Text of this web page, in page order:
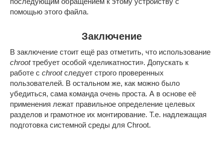
помощью этого файла.
Заключение
В заключение стоит ещё раз отметить, что использование
chrootтребует особой «деликатности». Допускать к
работе с chrootследует строго проверенных
пользователей. В остальном же, как можно было
убедиться, сама команда очень проста. А в основе её
применения лежат правильное определение целевых
разделов и грамотное их монтирование. Т.е. надлежащая
подготовка системной среды для Chroot.